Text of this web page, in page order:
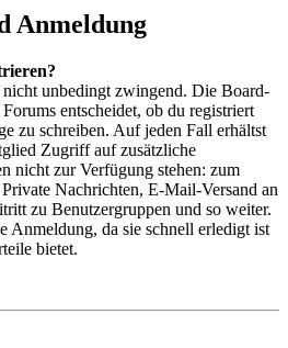
Anmeldung
unbedingt zwingend. Die Board-
entscheidet, ob du registriert
zu schreiben. Auf jeden Fall erhältst
Zugriff auf zusätzliche
nicht zur Verfügung stehen: zum
Nachrichten, E-Mail-Versand an
zu Benutzergruppen und so weiter.
Anmeldung, da sie schnell erledigt ist
bietet.